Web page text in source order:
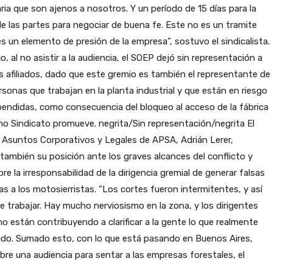
que son ajenos a nosotros. Y un período de 15 días para la
las partes para negociar de buena fe. Este no es un tramite
un elemento de presión de la empresa”, sostuvo el sindicalista.
al no asistir a la audiencia, el SOEP dejó sin representación a
afiliados, dado que este gremio es también el representante de
que trabajan en la planta industrial y que están en riesgo
como consecuencia del bloqueo al acceso de la fábrica
Sindicato promueve. negrita/Sin representación/negrita El
Corporativos y Legales de APSA, Adrián Lerer,
su posición ante los graves alcances del conflicto y
la irresponsabilidad de la dirigencia gremial de generar falsas
a los motosierristas. “Los cortes fueron intermitentes, y así
trabajar. Hay mucho nerviosismo en la zona, y los dirigentes
están contribuyendo a clarificar a la gente lo que realmente
Sumado esto, con lo que está pasando en Buenos Aires,
una audiencia para sentar a las empresas forestales, el